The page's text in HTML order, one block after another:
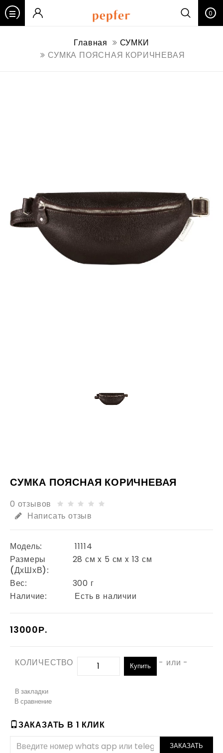
0
Главная
СУМКИ
СУМКА ПОЯСНАЯ КОРИЧНЕВАЯ
СУМКА ПОЯСНАЯ КОРИЧНЕВАЯ
0 отзывов
Написать отзыв
Модель:
11114
Размеры
(ДхШхВ):
28 см x 5 см x 13 см
Вес:
300 г
Наличие:
Есть в наличии
13000Р.
КОЛИЧЕСТВО Купить - или -
В закладки
В сравнение
ЗАКАЗАТЬ В 1 КЛИК
ЗАКАЗАТЬ